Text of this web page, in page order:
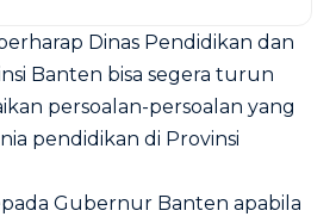
Dinas Pendidikan dan
Banten bisa segera turun
persoalan-persoalan yang
pendidikan di Provinsi
Gubernur Banten apabila